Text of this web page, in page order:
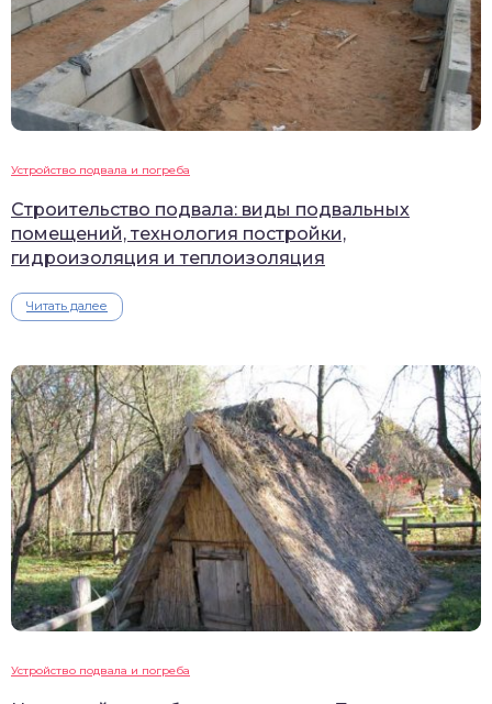
Устройство подвала и погреба
Строительство подвала: виды подвальных
помещений, технология постройки,
гидроизоляция и теплоизоляция
Читать далее
Устройство подвала и погреба